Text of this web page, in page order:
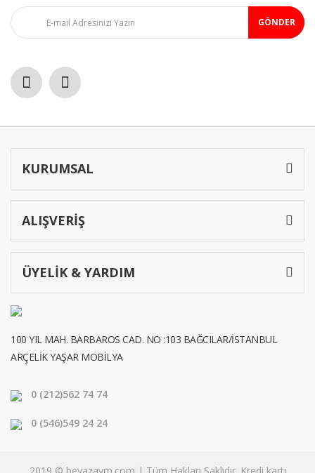
GÖNDER
KURUMSAL
ALIŞVERİŞ
ÜYELİK & YARDIM
100 YIL MAH. BARBAROS CAD. NO :103 BAĞCILAR/İSTANBUL
ARÇELİK YAŞAR MOBİLYA
0 (212)562 74 74
0 (546)549 24 24